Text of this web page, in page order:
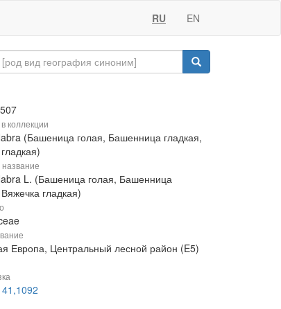
RU EN
коллекции
(Башеница голая, Башенница гладкая,
L. (Башеница голая, Башенница
гладкая)
Европа, Центральный лесной район (E5)